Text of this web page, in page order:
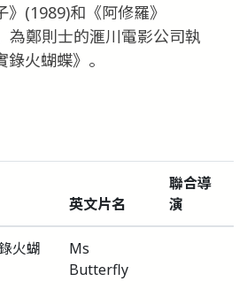
(1989)和《阿修羅》
為鄭則士的滙川電影公司執
火蝴蝶》。
英文片名
聯合導
演
火蝴
Ms
Butterfly